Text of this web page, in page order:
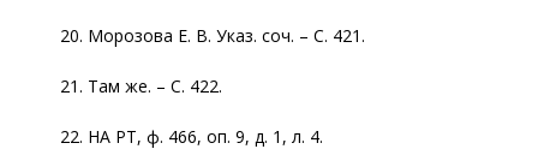
20. Морозова Е. В. Указ. соч. – С. 421.
21. Там же. – С. 422.
22. НА РТ, ф. 466, оп. 9, д. 1, л. 4.